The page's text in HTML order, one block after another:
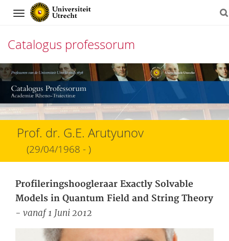
Navigation
Catalogus professorum
Direct
naar
het
inhoud
Prof. dr. G.E. Arutyunov
(29/04/1968 - )
Profileringshoogleraar Exactly Solvable
Models in Quantum Field and String Theory
- vanaf 1 Juni 2012